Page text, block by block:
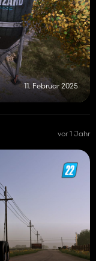
11. Februar 2025
vor 1 Jahr